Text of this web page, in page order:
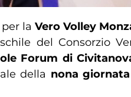
per laVero Volley
del Consorzio
Forum di
della nona